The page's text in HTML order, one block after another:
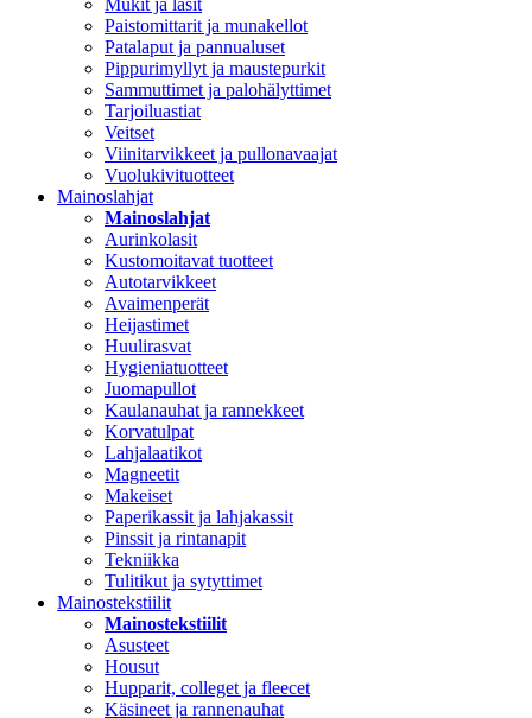
Mukit ja lasit
Paistomittarit ja munakellot
Patalaput ja pannualuset
Pippurimyllyt ja maustepurkit
Sammuttimet ja palohälyttimet
Tarjoiluastiat
Veitset
Viinitarvikkeet ja pullonavaajat
Vuolukivituotteet
Mainoslahjat
Mainoslahjat
Aurinkolasit
Kustomoitavat tuotteet
Autotarvikkeet
Avaimenperät
Heijastimet
Huulirasvat
Hygieniatuotteet
Juomapullot
Kaulanauhat ja rannekkeet
Korvatulpat
Lahjalaatikot
Magneetit
Makeiset
Paperikassit ja lahjakassit
Pinssit ja rintanapit
Tekniikka
Tulitikut ja sytyttimet
Mainostekstiilit
Mainostekstiilit
Asusteet
Housut
Hupparit, colleget ja fleecet
Käsineet ja rannenauhat